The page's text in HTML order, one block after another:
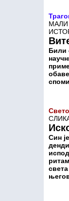
МАЛИ
Били
Син